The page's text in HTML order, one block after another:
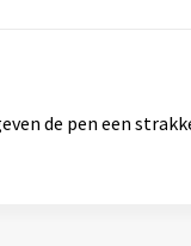
de pen een